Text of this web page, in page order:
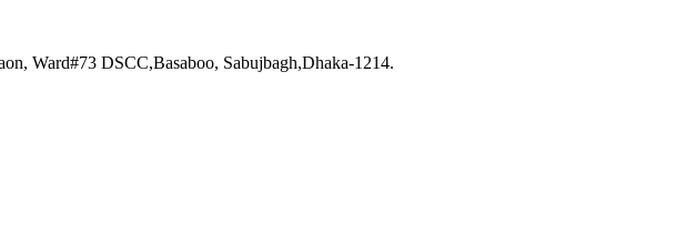
Ward#73 DSCC,Basaboo, Sabujbagh,Dhaka-1214.